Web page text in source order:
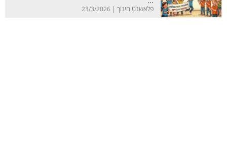
פלאשנט חינוך | 23/3/2026